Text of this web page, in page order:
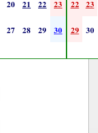
20 21 22 23
27 28 29 30
22 23
29 30